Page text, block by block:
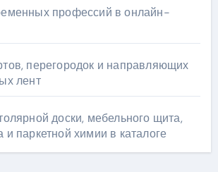
профессий в онлайн-
перегородок и направляющих
лент
доски, мебельного щита,
паркетной химии в каталоге